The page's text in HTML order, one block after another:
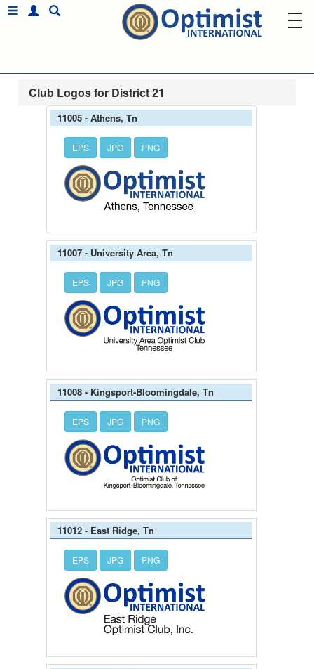
Club Logos for District 21
11005 - Athens, Tn
EPS JPG PNG
11007 - University Area, Tn
EPS JPG PNG
11008 - Kingsport-Bloomingdale, Tn
EPS JPG PNG
11012 - East Ridge, Tn
EPS JPG PNG